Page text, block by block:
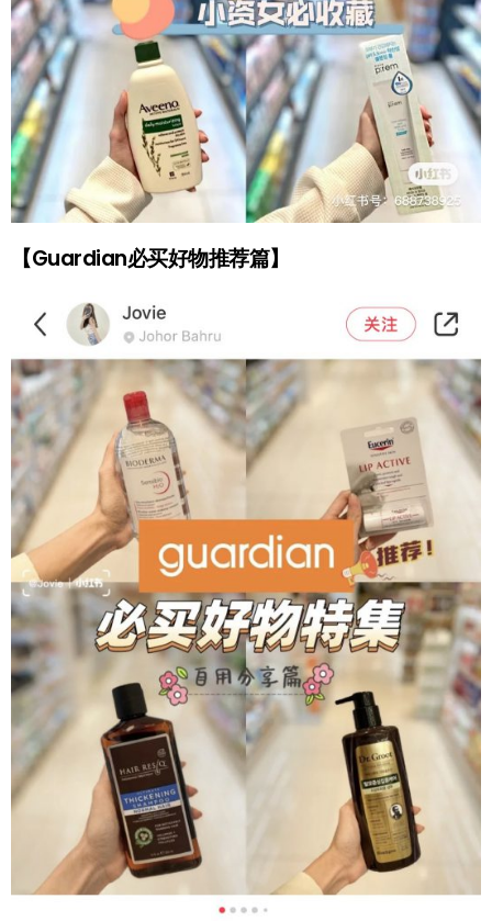
【Guardian必买好物推荐篇】